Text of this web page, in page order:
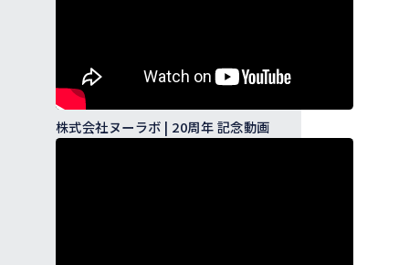
株式会社ヌーラボ | 20周年 記念動画